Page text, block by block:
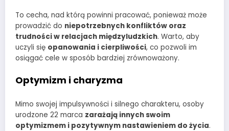
To cecha, nad którą powinni pracować, ponieważ może
prowadzić do niepotrzebnych konfliktów oraz
trudności w relacjach międzyludzkich. Warto, aby
uczyli się opanowania i cierpliwości, co pozwoli im
osiągać cele w sposób bardziej zrównoważony.
Optymizm i charyzma
Mimo swojej impulsywności i silnego charakteru, osoby
urodzone 22 marca zarażają innych swoim
optymizmem i pozytywnym nastawieniem do życia.